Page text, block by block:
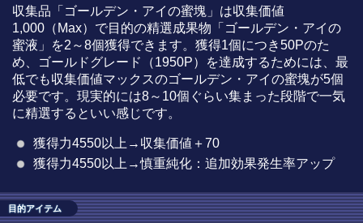
収集品「ゴールデン・アイの蜜塊」は収集価値
1,000（Max）で目的の精選成果物「ゴールデン・アイの
蜜液」を2～8個獲得できます。獲得1個につき50Pのた
め、ゴールドグレード（1950P）を達成するためには、最
低でも収集価値マックスのゴールデン・アイの蜜塊が5個
必要です。現実的には8～10個ぐらい集まった段階で一気
に精選するといい感じです。
獲得力4550以上→収集価値＋70
獲得力4550以上→慎重純化：追加効果発生率アップ
目的アイテム